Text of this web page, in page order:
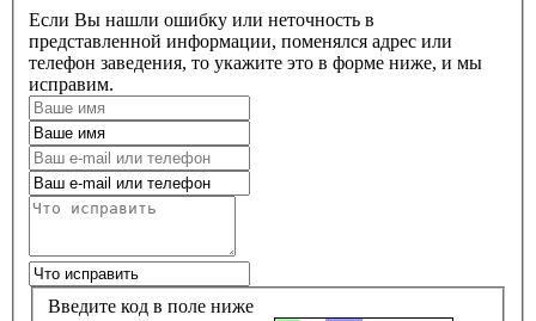
Если Вы нашли ошибку или неточность в
представленной информации, поменялся адрес или
телефон заведения, то укажите это в форме ниже, и мы
исправим.
Введите код в поле ниже